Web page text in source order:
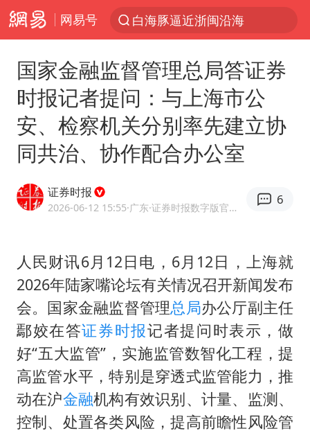
网易号
白海豚逼近浙闽沿海
上海轨交全网络地面高架区段限速运行
拜登前列腺癌恶化
四川宜宾5.5级地震后余震为何不断
“伊斯兰版北约”出现
台铃电动车仅骑一年就断电趴窝
上海中心城区暴雨预警由橙变红
以军士兵把枪口对准中国记者
白海豚在海上打了个结
方桃子代言广告视频已下架
外国游客的“中国游三件套”火了
上海大部迎大暴雨
一周大涨超7% 金价为何突然上涨
国家金融监督管理总局答证券
时报记者提问：与上海市公
安、检察机关分别率先建立协
同共治、协作配合办公室
证券时报
2026-06-12 15:55·广东 ·证券时报数字版官方网易号
6
人民财讯6月12日电，6月12日，上海就
2026年陆家嘴论坛有关情况召开新闻发布
会。国家金融监督管理总局办公厅副主任
鄢姣在答证券时报记者提问时表示，做
好“五大监管”，实施监管数智化工程，提
高监管水平，特别是穿透式监管能力，推
动在沪金融机构有效识别、计量、监测、
控制、处置各类风险，提高前瞻性风险管